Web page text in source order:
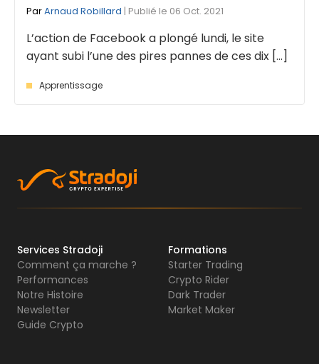
ParArnaud Robillard | Publié le 06 Oct. 2021
L’action de Facebook a plongé lundi, le site
ayant subi l’une des pires pannes de ces dix [...]
Apprentissage
Services Stradoji
Comment ça marche ?
Performances
Notre Histoire
Newsletter
Guide Crypto
Formations
Starter Trading
Crypto Rider
Dark Trader
Market Maker